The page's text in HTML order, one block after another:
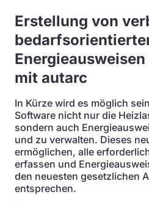
Erstellung von
mit autarc
In Kürze wird es möglich
Software nicht nur die
sondern auch
und zu verwalten. Dieses
ermöglichen, alle
erfassen und
den neuesten gesetzlichen
entsprechen.